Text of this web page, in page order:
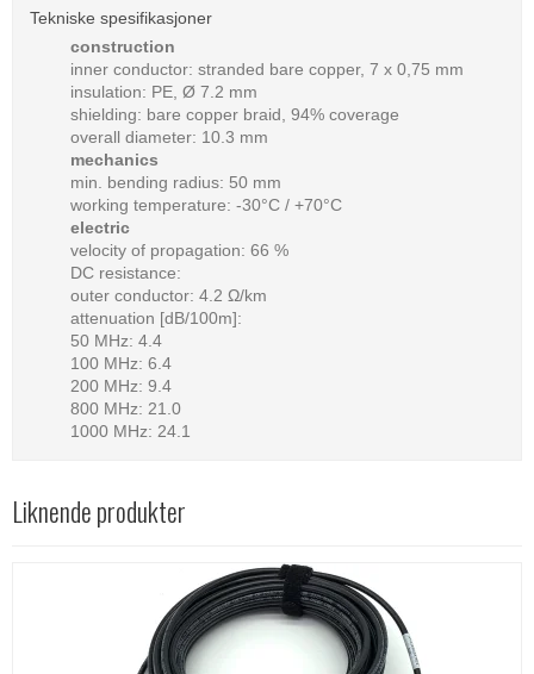
Tekniske spesifikasjoner
construction
inner conductor: stranded bare copper, 7 x 0,75 mm
insulation: PE, Ø 7.2 mm
shielding: bare copper braid, 94% coverage
overall diameter: 10.3 mm
mechanics
min. bending radius: 50 mm
working temperature: -30°C / +70°C
electric
velocity of propagation: 66 %
DC resistance:
outer conductor: 4.2 Ω/km
attenuation [dB/100m]:
50 MHz: 4.4
100 MHz: 6.4
200 MHz: 9.4
800 MHz: 21.0
1000 MHz: 24.1
Liknende produkter